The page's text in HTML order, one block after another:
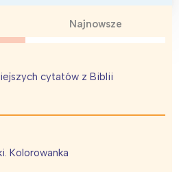
Najnowsze
cytatów z Biblii
Kolorowanka